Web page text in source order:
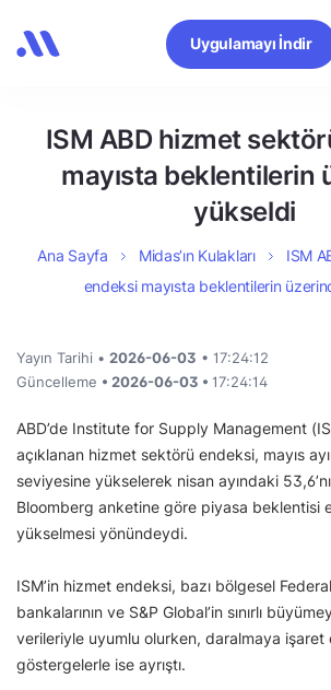
Uygulamayı İndir
ISM ABD hizmet
mayısta beklentilerin
yükseldi
Ana Sayfa Midas’ın Kulakları
ISM
endeksi mayısta beklentilerin
Yayın Tarihi • 2026-06-03 • 17:24:12
Güncelleme • 2026-06-03 • 17:24:14
ABD’de Institute for Supply Management
açıklanan hizmet sektörü endeksi, mayıs
seviyesine yükselerek nisan ayındaki
Bloomberg anketine göre piyasa beklentisi
yükselmesi yönündeydi.
ISM’in hizmet endeksi, bazı bölgesel
bankalarının ve S&P Global’in sınırlı
verileriyle uyumlu olurken, daralmaya işaret
göstergelerle ise ayrıştı.